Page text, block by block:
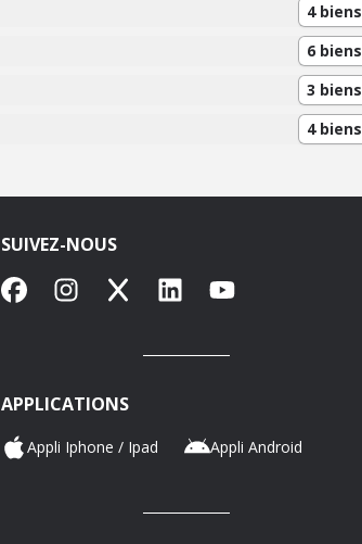
4 biens
6 biens
3 biens
4 biens
SUIVEZ-NOUS
FacebookInstagram
X LinkedInYouTube
APPLICATIONS
Appli Iphone / Ipad Appli Android